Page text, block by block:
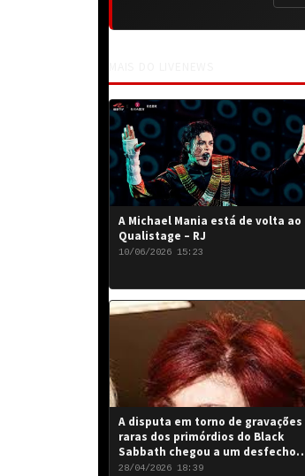
A Michael Mania está de volta ao
Qualistage – RJ
10/06/2026 15:23
A disputa em torno de gravações
raras dos primórdios do Black
Sabbath chegou a um desfecho
favorável para a banda.
28/04/2026 18:39